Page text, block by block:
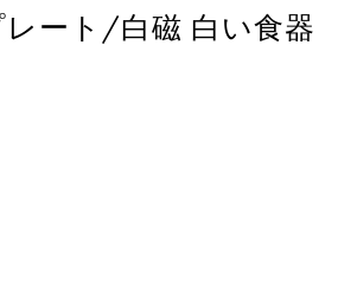
レート/白磁 白い食器